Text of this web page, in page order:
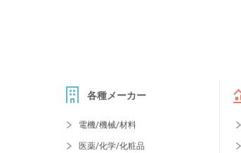
各種メーカー
電機/機械/材料
医薬/化学/化粧品